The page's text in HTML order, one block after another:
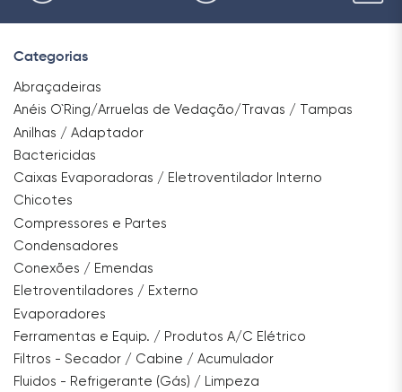
Categorias
Abraçadeiras
Anéis O`Ring/Arruelas de Vedação/Travas / Tampas
Anilhas / Adaptador
Bactericidas
Caixas Evaporadoras / Eletroventilador Interno
Chicotes
Compressores e Partes
Condensadores
Conexões / Emendas
Eletroventiladores / Externo
Evaporadores
Ferramentas e Equip. / Produtos A/C Elétrico
Filtros - Secador / Cabine / Acumulador
Fluidos - Refrigerante (Gás) / Limpeza